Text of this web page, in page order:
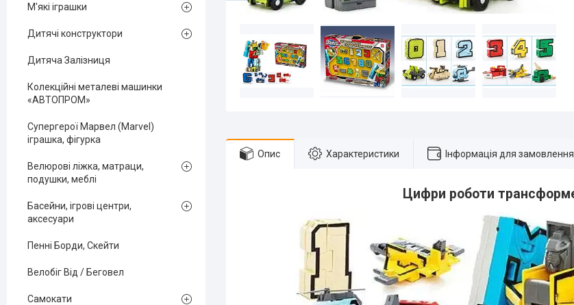
Опис Характеристики Інформація для замовлення
Цифри роботи
М'які іграшки
Дитячі конструктори
Дитяча Залізниця
Колекційні металеві машинки
«АВТОПРОМ»
Супергерої Марвел (Marvel)
іграшка, фігурка
Велюрові ліжка, матраци,
подушки, меблі
Басейни, ігрові центри,
аксесуари
Пенні Борди, Скейти
Велобіг Від / Беговел
Самокати